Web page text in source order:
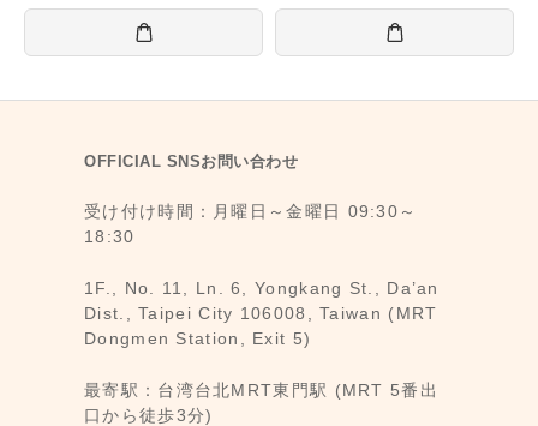
OFFICIAL SNSお問い合わせ
受け付け時間：月曜日～金曜日 09:30～
18:30
1F., No. 11, Ln. 6, Yongkang St., Da’an
Dist., Taipei City 106008, Taiwan (MRT
Dongmen Station, Exit 5)
最寄駅：台湾台北MRT東門駅 (MRT 5番出
口から徒歩3分)